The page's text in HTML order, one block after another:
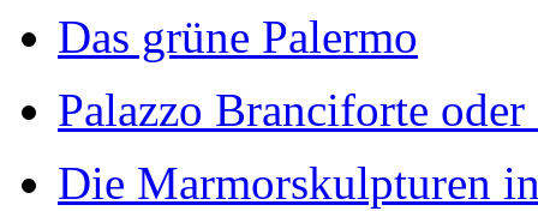
Das grüne Palermo
Palazzo Branciforte
Die Marmorskulpturen